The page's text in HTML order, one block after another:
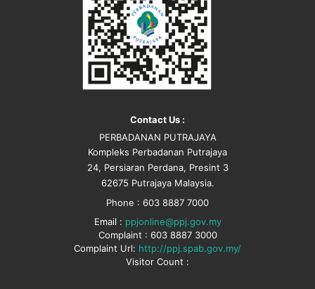
Contact Us :
PERBADANAN PUTRAJAYA
Kompleks Perbadanan Putrajaya
24, Persiaran Perdana, Presint 3
62675 Putrajaya Malaysia.
Phone : 603 8887 7000
Email : ppjonline@ppj.gov.my
Complaint : 603 8887 3000
Complaint Url: http://ppj.spab.gov.my/
Visitor Count :